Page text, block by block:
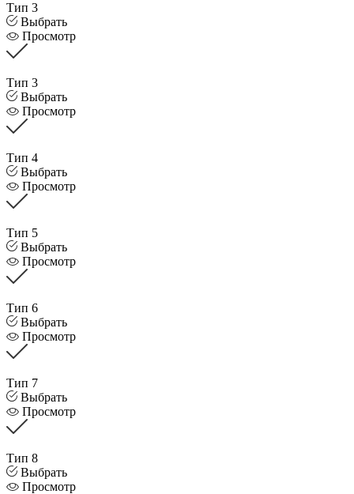
Тип 3
Выбрать
Просмотр
Тип 3
Выбрать
Просмотр
Тип 4
Выбрать
Просмотр
Тип 5
Выбрать
Просмотр
Тип 6
Выбрать
Просмотр
Тип 7
Выбрать
Просмотр
Тип 8
Выбрать
Просмотр